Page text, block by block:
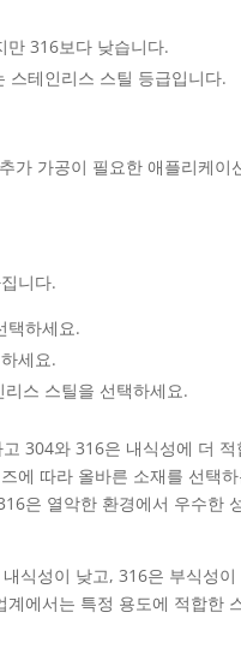
만 316보다 낮습니다.
스테인리스 스틸 등급입니다.
가 가공이 필요한 애플리케이
니다.
택하세요.
세요.
스 스틸을 선택하세요.
304와 316은 내식성에 더 적
에 따라 올바른 소재를 선택
은 열악한 환경에서 우수한
식성이 낮고, 316은 부식성이
에서는 특정 용도에 적합한